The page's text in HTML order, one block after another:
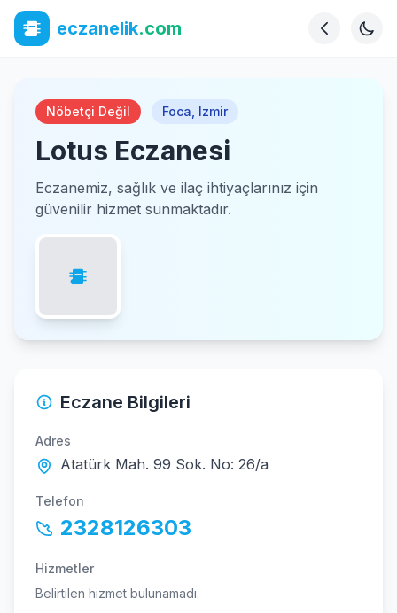
eczanelik.com
Nöbetçi Değil Foca Izmir
Lotus Eczanesi
Eczanemiz, sağlık ve ilaç ihtiyaçlarınız için
güvenilir hizmet sunmaktadır.
Eczane Bilgileri
Adres
Atatürk Mah. 99 Sok. No: 26/a
Telefon
2328126303
Hizmetler
Belirtilen hizmet bulunamadı.